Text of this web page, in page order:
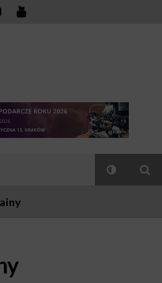
Monitor
Rynkowy